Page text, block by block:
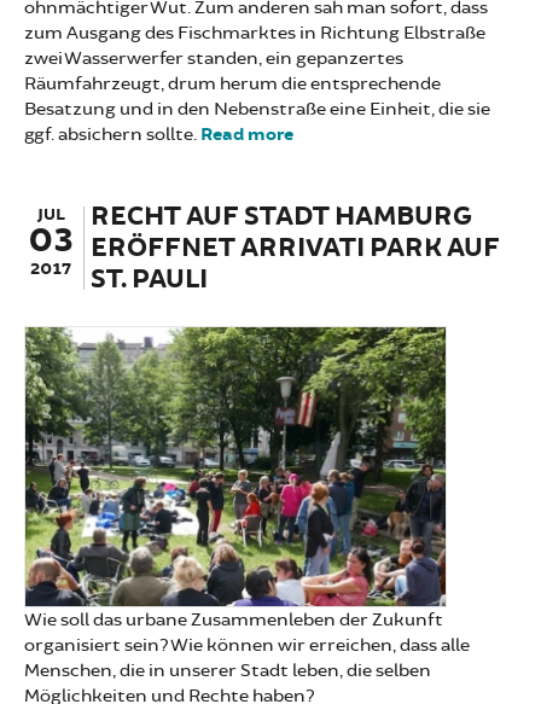
ohnmächtiger Wut. Zum anderen sah man sofort, dass
zum Ausgang des Fischmarktes in Richtung Elbstraße
zwei Wasserwerfer standen, ein gepanzertes
Räumfahrzeugt, drum herum die entsprechende
Besatzung und in den Nebenstraße eine Einheit, die sie
ggf. absichern sollte. Read more
JUL
03
2017
RECHT AUF STADT HAMBURG
ERÖFFNET ARRIVATI PARK AUF
ST. PAULI
Wie soll das urbane Zusammenleben der Zukunft
organisiert sein? Wie können wir erreichen, dass alle
Menschen, die in unserer Stadt leben, die selben
Möglichkeiten und Rechte haben?